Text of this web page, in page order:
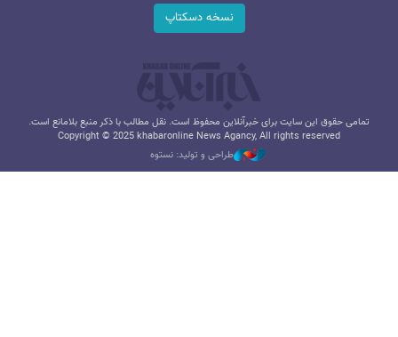
نسخه دسکتاپ
تمامی حقوق این سایت برای خبرآنلاین محفوظ است. نقل مطالب با ذکر منبع بلامانع است.
Copyright © 2025 khabaronline News Agancy, All rights reserved
طراحی و تولید: نستوه